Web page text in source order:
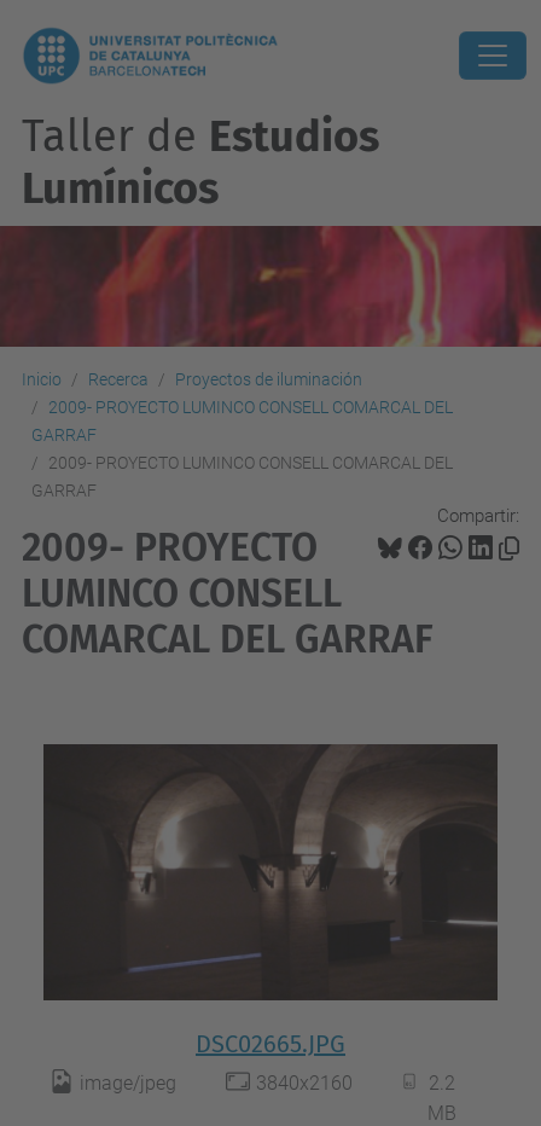
Taller de Estudios
Lumínicos
Inicio Recerca
Proyectos de iluminación
2009- PROYECTO LUMINCO CONSELL COMARCAL DEL
GARRAF
2009- PROYECTO LUMINCO CONSELL COMARCAL DEL
GARRAF
Compartir:
2009- PROYECTO
LUMINCO CONSELL
COMARCAL DEL GARRAF
DSC02665.JPG
image/jpeg 3840x2160
2.2
MB